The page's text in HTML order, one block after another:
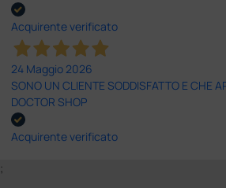
Acquirente verificato
24 Maggio 2026
SONO UN CLIENTE SODDISFATTO E CHE
DOCTOR SHOP
Acquirente verificato
;